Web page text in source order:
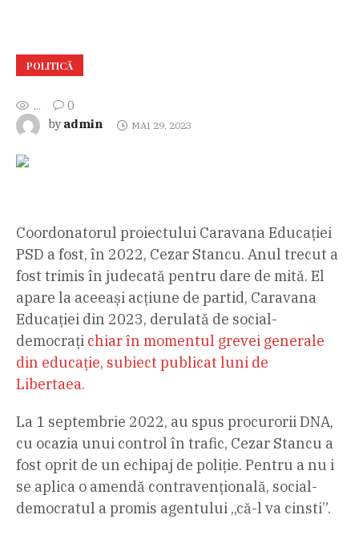
POLITICĂ
...
0
by admin MAI 29, 2023
Coordonatorul proiectului Caravana Educației
PSD a fost, în 2022, Cezar Stancu. Anul trecut a
fost trimis în judecată pentru dare de mită. El
apare la aceeași acțiune de partid, Caravana
Educației din 2023, derulată de social-
democrați chiar în momentul grevei generale
din educație, subiect publicat luni de
Libertaea.
La 1 septembrie 2022, au spus procurorii DNA,
cu ocazia unui control în trafic, Cezar Stancu a
fost oprit de un echipaj de poliție. Pentru a nu i
se aplica o amendă contravențională, social-
democratul a promis agentului „că-l va cinsti”.